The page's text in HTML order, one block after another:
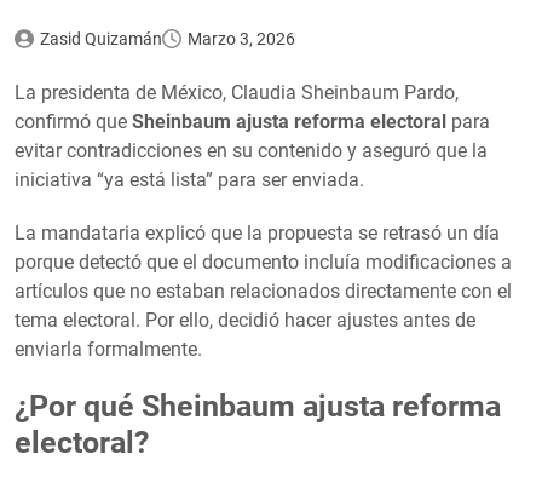
Zasid Quizamán Marzo 3, 2026
La presidenta de México, Claudia Sheinbaum Pardo,
confirmó que Sheinbaum ajusta reforma electoral para
evitar contradicciones en su contenido y aseguró que la
iniciativa “ya está lista” para ser enviada.
La mandataria explicó que la propuesta se retrasó un día
porque detectó que el documento incluía modificaciones a
artículos que no estaban relacionados directamente con el
tema electoral. Por ello, decidió hacer ajustes antes de
enviarla formalmente.
¿Por qué Sheinbaum ajusta reforma
electoral?